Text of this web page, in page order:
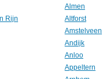
Almen
Rijn Altforst
Amstelveen
Andijk
Anloo
Appeltern